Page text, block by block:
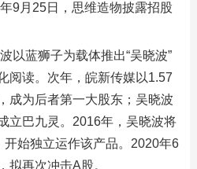
9月25日，思维造物披露招股
以蓝狮子为载体推出“吴晓波”
阅读。次年，皖新传媒以1.57
成为后者第一大股东；吴晓波
立巴九灵。2016年，吴晓波将
开始独立运作该产品。2020年6
拟再次冲击A股。